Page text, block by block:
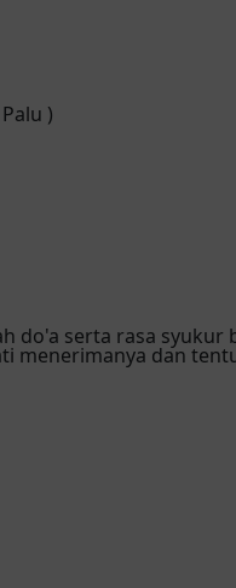
)
do'a serta rasa
menerimanya dan